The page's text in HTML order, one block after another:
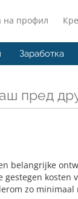
на профил
Заработка
пред
belangrijke
zo